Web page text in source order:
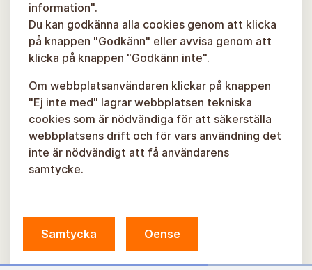
information".
Du kan godkänna alla cookies genom att klicka
på knappen "Godkänn" eller avvisa genom att
klicka på knappen "Godkänn inte".
Om webbplatsanvändaren klickar på knappen
"Ej inte med" lagrar webbplatsen tekniska
cookies som är nödvändiga för att säkerställa
webbplatsens drift och för vars användning det
inte är nödvändigt att få användarens
samtycke.
Samtycka Oense